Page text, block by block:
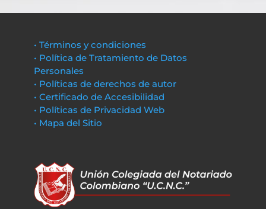
• Términos y condiciones
• Política de Tratamiento de Datos
Personales
• Políticas de derechos de autor
• Certificado de Accesibilidad
• Políticas de Privacidad Web
• Mapa del Sitio